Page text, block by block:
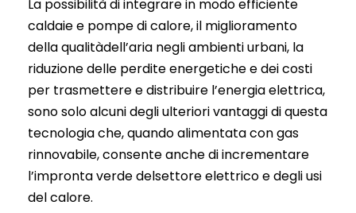
La possibilità di integrare in modo efficiente
caldaie e pompe di calore, il miglioramento
della qualitàdell’aria negli ambienti urbani, la
riduzione delle perdite energetiche e dei costi
per trasmettere e distribuire l’energia elettrica,
sono solo alcuni degli ulteriori vantaggi di questa
tecnologia che, quando alimentata con gas
rinnovabile, consente anche di incrementare
l’impronta verde delsettore elettrico e degli usi
del calore.